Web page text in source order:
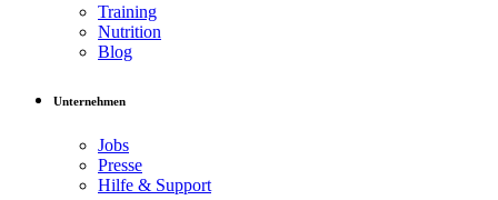
Training
Nutrition
Blog
Unternehmen
Jobs
Presse
Hilfe & Support